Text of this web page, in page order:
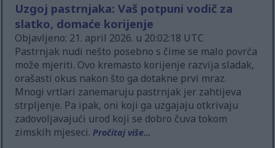
Uzgoj pastrnjaka: Vaš potpuni vodič za
slatko, domaće korijenje
Objavljeno: 21. april 2026. u 20:02:18 UTC
Pastrnjak nudi nešto posebno s čime se malo povrća
može mjeriti. Ovo kremasto korijenje razvija sladak,
orašasti okus nakon što ga dotakne prvi mraz.
Mnogi vrtlari zanemaruju pastrnjak jer zahtijeva
strpljenje. Pa ipak, oni koji ga uzgajaju otkrivaju
zadovoljavajući urod koji se dobro čuva tokom
zimskih mjeseci.Pročitaj više...